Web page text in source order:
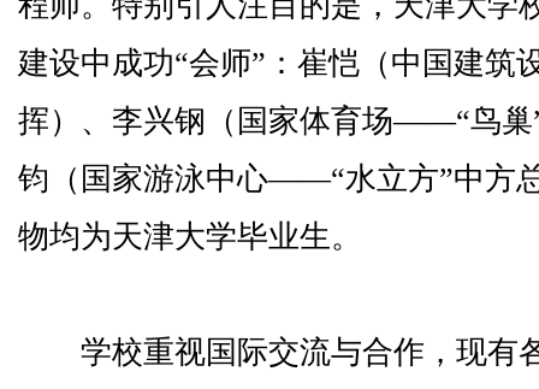
建设中成功“会师”：崔恺（中国建筑
挥）、李兴钢（国家体育场——“鸟巢
钧（国家游泳中心——“水立方”中方
物均为天津大学毕业生。
学校重视国际交流与合作，现有